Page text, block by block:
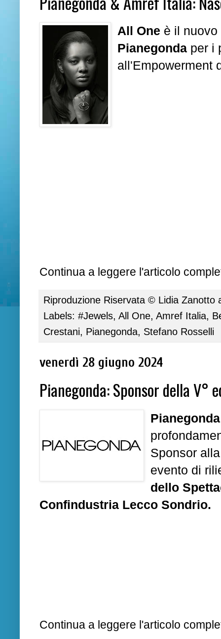
All One è il nuovo
Pianegonda per i
all'Empowerment
Continua a leggere l'articolo
Riproduzione Riservata © Lidia Zanotto
Labels: #Jewels, All One, Amref Italia,
Crestani, Pianegonda, Stefano Rosselli
venerdì 28 giugno 2024
Pianegonda: Sponsor della V°
Pianegonda
Sponsor
evento di
dello
Confindustria Lecco Sondrio.
Continua a leggere l'articolo